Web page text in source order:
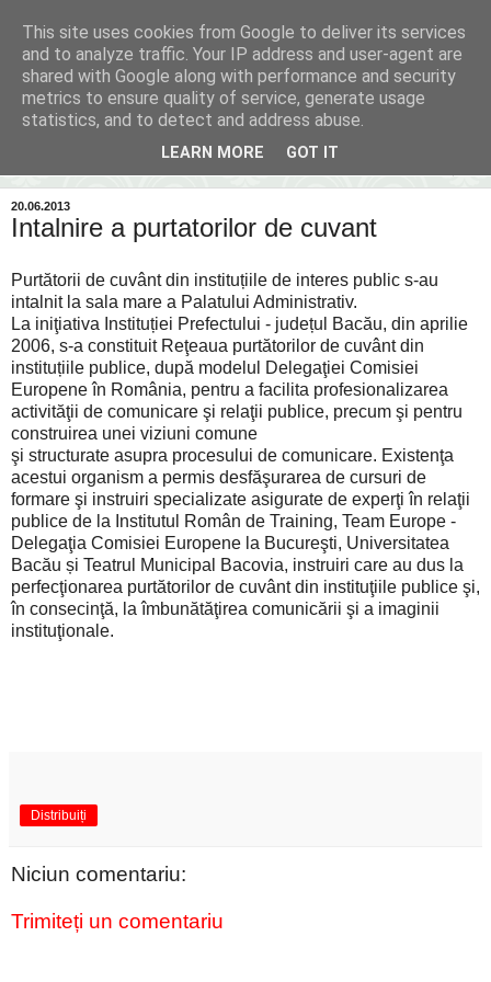
Inima Bacăului
Din inima Bacăului...spre inima ta...
20.06.2013
Intalnire a purtatorilor de cuvant
Purtătorii de cuvânt din instituțiile de interes public s-au
intalnit la sala mare a Palatului Administrativ.
La iniţiativa Instituției Prefectului - județul Bacău, din aprilie
2006, s-a constituit Reţeaua purtătorilor de cuvânt din
instituțiile publice, după modelul Delegaţiei Comisiei
Europene în România, pentru a facilita profesionalizarea
activităţii de comunicare şi relaţii publice, precum şi pentru
construirea unei viziuni comune
şi structurate asupra procesului de comunicare. Existenţa
acestui organism a permis desfăşurarea de cursuri de
formare şi instruiri specializate asigurate de experţi în relaţii
publice de la Institutul Român de Training, Team Europe -
Delegaţia Comisiei Europene la Bucureşti, Universitatea
Bacău și Teatrul Municipal Bacovia, instruiri care au dus la
perfecţionarea purtătorilor de cuvânt din instituţiile publice şi,
în consecinţă, la îmbunătăţirea comunicării şi a imaginii
instituţionale.
Distribuiți
Niciun comentariu:
Trimiteți un comentariu
This site uses cookies from Google to deliver its services
and to analyze traffic. Your IP address and user-agent are
shared with Google along with performance and security
metrics to ensure quality of service, generate usage
statistics, and to detect and address abuse.
LEARN MORE GOT IT